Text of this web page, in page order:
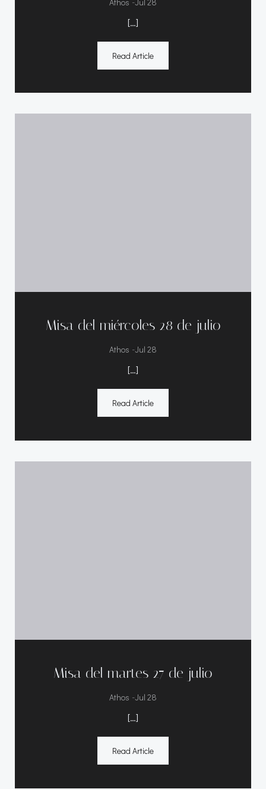
[…]
Read Article
Misa del miércoles 28 de julio
Athos -Jul 28
[…]
Read Article
Misa del martes 27 de julio
Athos -Jul 28
[…]
Read Article